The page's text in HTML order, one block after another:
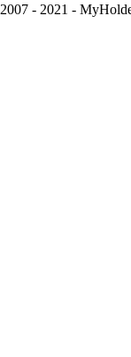
- 2021 -